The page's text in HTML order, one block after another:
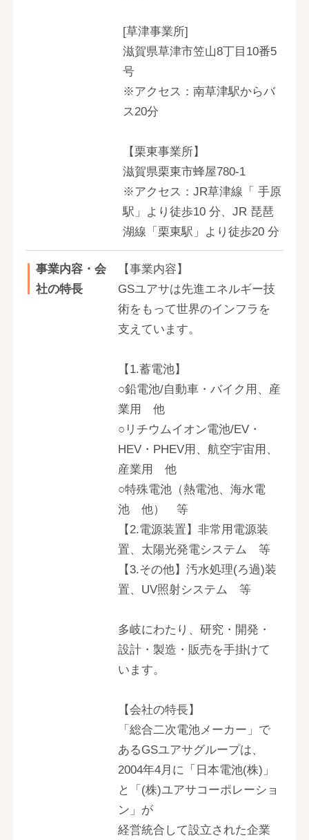
[草津事業所]
滋賀県草津市笠山8丁目10番5
号
※アクセス：南草津駅からバ
ス20分
【栗東事業所】
滋賀県栗東市蜂屋780-1
※アクセス：JR草津線「 手原
駅」より徒歩10 分、JR 琵琶
湖線「栗東駅」より徒歩20 分
事業内容・会
社の特長
【事業内容】
GSユアサは先進エネルギー技
術をもって世界のインフラを
支えています。
【1.蓄電池】
○鉛電池/自動車・バイク用、産
業用 他
○リチウムイオン電池/EV・
HEV・PHEV用、航空宇宙用、
産業用 他
○特殊電池（熱電池、海水電
池 他） 等
【2.電源装置】非常用電源装
置、太陽光発電システム 等
【3.その他】汚水処理(ろ過)装
置、UV照射システム 等
多岐にわたり、研究・開発・
設計・製造・販売を手掛けて
います。
【会社の特長】
「総合二次電池メーカー」で
あるGSユアサグループは、
2004年4月に「日本電池(株)」
と「(株)ユアサコーポレーショ
ン」が
経営統合して設立された企業